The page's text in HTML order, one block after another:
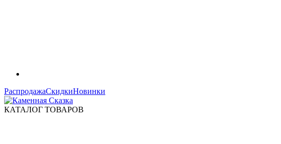
РаспродажаСкидкиНовинки
КАТАЛОГ ТОВАРОВ